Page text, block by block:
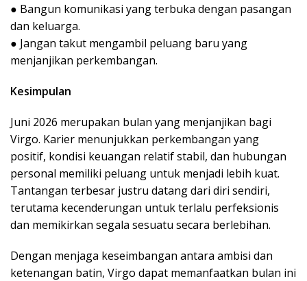
● Bangun komunikasi yang terbuka dengan pasangan
dan keluarga.
● Jangan takut mengambil peluang baru yang
menjanjikan perkembangan.
Kesimpulan
Juni 2026 merupakan bulan yang menjanjikan bagi
Virgo. Karier menunjukkan perkembangan yang
positif, kondisi keuangan relatif stabil, dan hubungan
personal memiliki peluang untuk menjadi lebih kuat.
Tantangan terbesar justru datang dari diri sendiri,
terutama kecenderungan untuk terlalu perfeksionis
dan memikirkan segala sesuatu secara berlebihan.
Dengan menjaga keseimbangan antara ambisi dan
ketenangan batin, Virgo dapat memanfaatkan bulan ini